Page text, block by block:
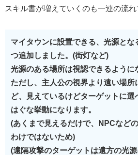
スキル書が増えていくのも一連の流れ
マイタウンに設置できる、光源とな
つ追加しました。(街灯など)
光源のある場所は視認できるように
ただし、主人公の視界より遠い場所
ど、見えているけどターゲットに選
はぐな挙動になります。
(あくまで見えるだけで、NPCなど
わけではないため)
(遠隔攻撃のターゲットは遠方の光